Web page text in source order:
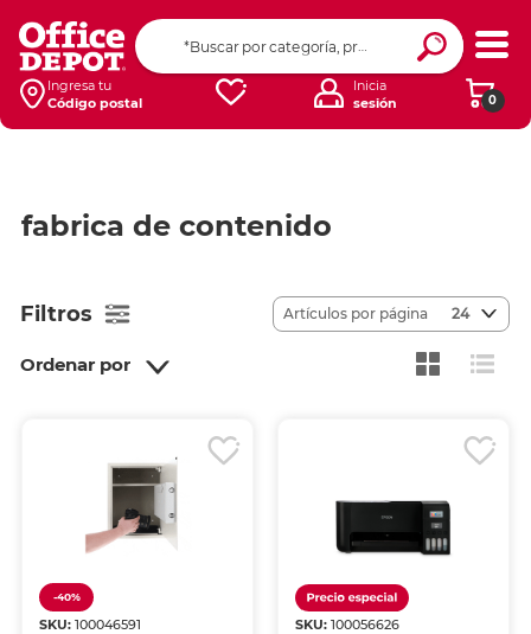
Ingresa tu
Código postal
0
Inicia
sesión
fabrica de contenido
Filtros
Ordenar por
Artículos por página 24
-40%
SKU:100046591
SKU: 100056626